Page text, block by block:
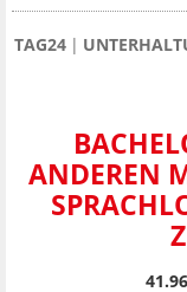
TAG24
ANDEREN